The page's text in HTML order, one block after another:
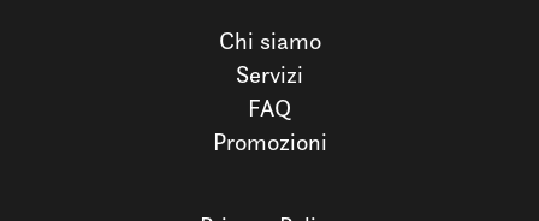
Chi siamo
Servizi
FAQ
Promozioni